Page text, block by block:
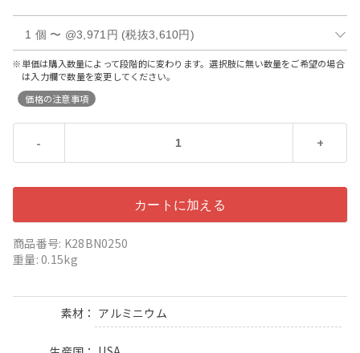
※単価は購入数量によって段階的に変わります。選択肢に無い数量をご希望の場合
は入力欄で数量を変更してください。
価格の注意事項
- +
商品番号: K28BN0250
重量: 0.15kg
素材 アルミニウム